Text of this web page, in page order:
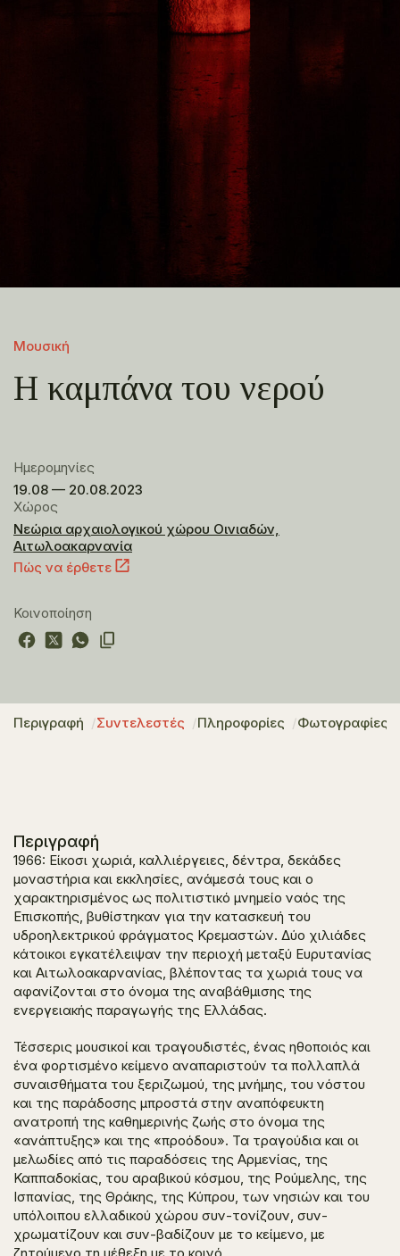
Μουσική
Η καμπάνα του νερού
Ημερομηνίες
19.08 — 20.08.2023
Χώρος
Νεώρια αρχαιολογικού χώρου Οινιαδών,
Αιτωλοακαρνανία
Πώς να έρθετε
Κοινοποίηση
Περιγραφή Συντελεστές Πληροφορίες Φωτογραφίες
Περιγραφή
1966: Είκοσι χωριά, καλλιέργειες, δέντρα, δεκάδες
μοναστήρια και εκκλησίες, ανάμεσά τους και ο
χαρακτηρισμένος ως πολιτιστικό μνημείο ναός της
Επισκοπής, βυθίστηκαν για την κατασκευή του
υδροηλεκτρικού φράγματος Κρεμαστών. Δύο χιλιάδες
κάτοικοι εγκατέλειψαν την περιοχή μεταξύ Ευρυτανίας
και Αιτωλοακαρνανίας, βλέποντας τα χωριά τους να
αφανίζονται στο όνομα της αναβάθμισης της
ενεργειακής παραγωγής της Ελλάδας.
Τέσσερις μουσικοί και τραγουδιστές, ένας ηθοποιός και
ένα φορτισμένο κείμενο αναπαριστούν τα πολλαπλά
συναισθήματα του ξεριζωμού, της μνήμης, του νόστου
και της παράδοσης μπροστά στην αναπόφευκτη
ανατροπή της καθημερινής ζωής στο όνομα της
«ανάπτυξης» και της «προόδου». Τα τραγούδια και οι
μελωδίες από τις παραδόσεις της Αρμενίας, της
Καππαδοκίας, του αραβικού κόσμου, της Ρούμελης, της
Ισπανίας, της Θράκης, της Κύπρου, των νησιών και του
υπόλοιπου ελλαδικού χώρου συν-τονίζουν, συν-
χρωματίζουν και συν-βαδίζουν με το κείμενο, με